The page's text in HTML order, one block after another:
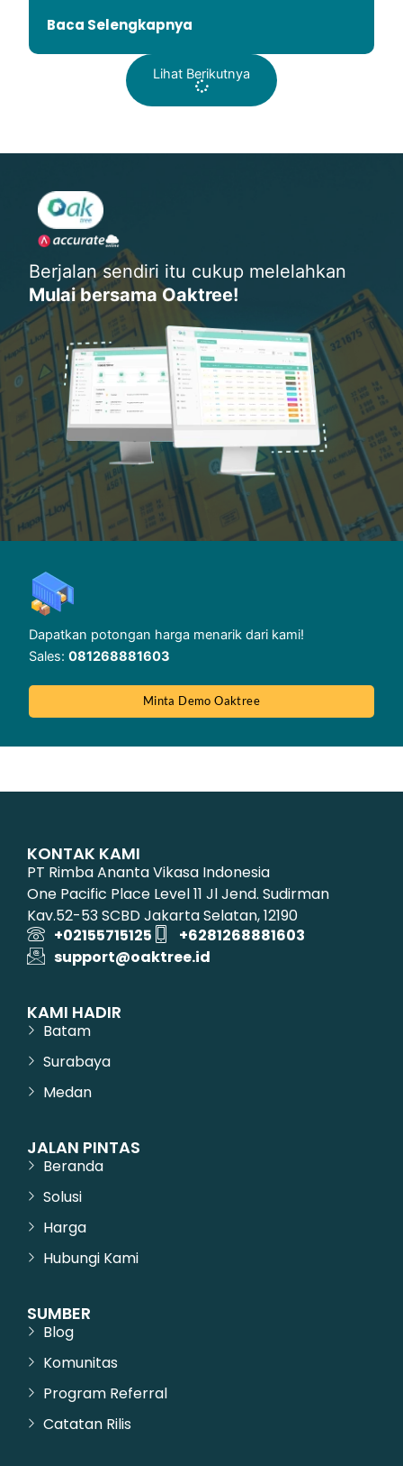
Baca Selengkapnya
Lihat Berikutnya
Berjalan sendiri itu cukup melelahkan
Mulai bersama Oaktree!
Dapatkan potongan harga menarik dari kami!
Sales: 081268881603
Minta Demo Oaktree
KONTAK KAMI
PT Rimba Ananta Vikasa Indonesia
One Pacific Place Level 11 Jl Jend. Sudirman
Kav.52-53 SCBD Jakarta Selatan, 12190
+02155715125
+6281268881603
support@oaktree.id
KAMI HADIR
Batam
Surabaya
Medan
JALAN PINTAS
Beranda
Solusi
Harga
Hubungi Kami
SUMBER
Blog
Komunitas
Program Referral
Catatan Rilis